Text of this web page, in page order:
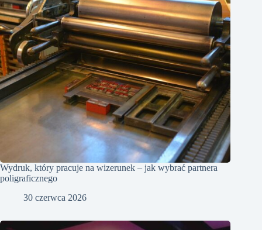
Wydruk, który pracuje na wizerunek – jak wybrać partnera
poligraficznego
30 czerwca 2026